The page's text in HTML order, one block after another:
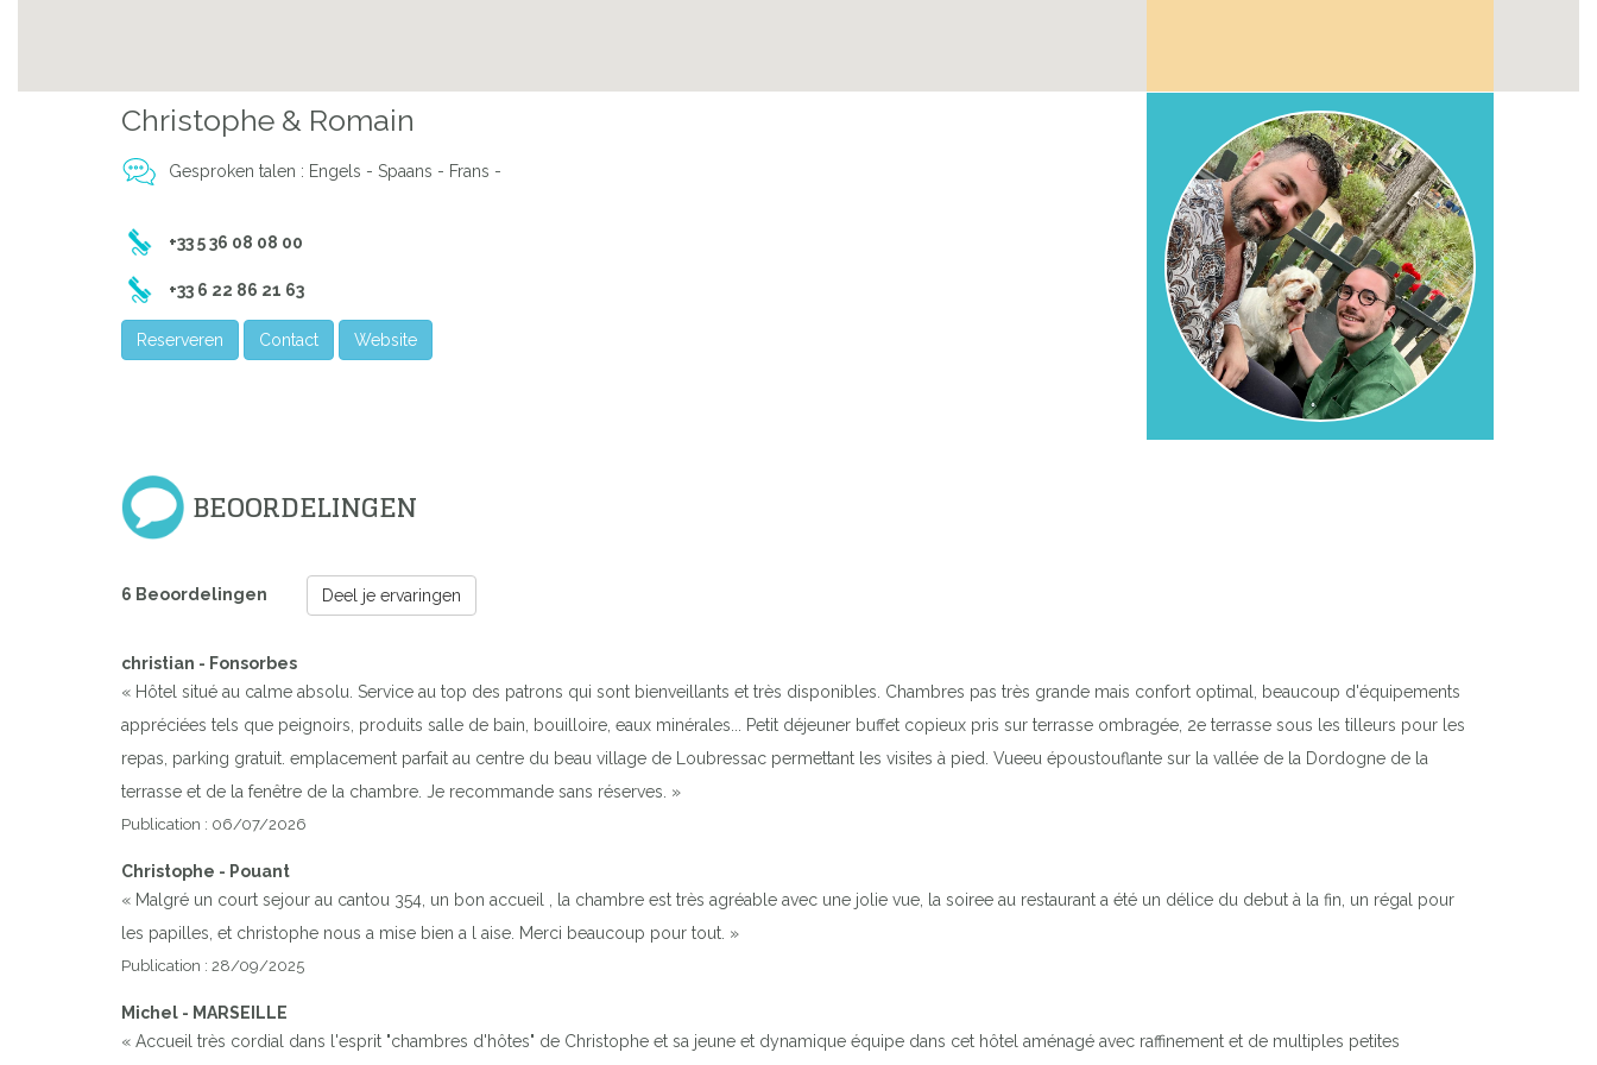
Christophe & Romain
Gesproken talen : Engels - Spaans - Frans -
+33 5 36 08 08 00
+33 6 22 86 21 63
Reserveren Contact Website
BEOORDELINGEN
6 Beoordelingen Deel je ervaringen
christian - Fonsorbes
« Hôtel situé au calme absolu. Service au top des patrons qui sont bienveillants et très disponibles. Chambres pas très grande mais confort optimal, beaucoup d'équipements
appréciées tels que peignoirs, produits salle de bain, bouilloire, eaux minérales... Petit déjeuner buffet copieux pris sur terrasse ombragée, 2e terrasse sous les tilleurs pour les
repas, parking gratuit. emplacement parfait au centre du beau village de Loubressac permettant les visites à pied. Vueeu époustouflante sur la vallée de la Dordogne de la
terrasse et de la fenêtre de la chambre. Je recommande sans réserves. »
Publication : 06/07/2026
Christophe - Pouant
« Malgré un court sejour au cantou 354, un bon accueil , la chambre est très agréable avec une jolie vue, la soiree au restaurant a été un délice du debut à la fin, un régal pour
les papilles, et christophe nous a mise bien a l aise. Merci beaucoup pour tout. »
Publication : 28/09/2025
Michel - MARSEILLE
« Accueil très cordial dans l'esprit "chambres d'hôtes" de Christophe et sa jeune et dynamique équipe dans cet hôtel aménagé avec raffinement et de multiples petites